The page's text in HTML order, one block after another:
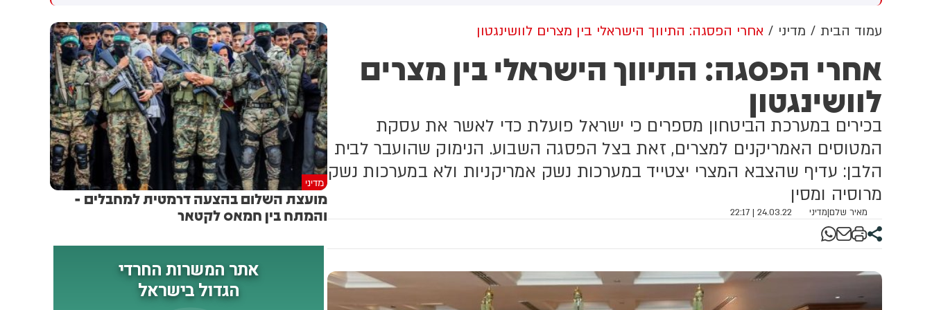
רפואי בזירה
עולה מניתוח חדש של
פוסטים זהים ב-X שותפו
בצרפתית, אנגלית וספרדית,
בטענה שיהודים הם שהציתו
במכוון את השריפות בצרפת,
ספרד ונורבגיה בטרה להרוויח
פוליטית או כלכלית מהמצב.
הבוקר בשכונת בקעה בירושלים
בזמן מעבר בהורמוז, שלושה
מהם במהלך השבוע
עמוד הבית מדיני אחרי הפסגה: התיווך הישראלי בין מצרים לוושינגטון
אחרי הפסגה: התיווך הישראלי בין מצרים
לוושינגטון
בכירים במערכת הביטחון מספרים כי ישראל פועלת כדי לאשר את עסקת
המטוסים האמריקנים למצרים, זאת בצל הפסגה השבוע. הנימוק שהועבר לבית
הלבן: עדיף שהצבא המצרי יצטייד במערכות נשק אמריקניות ולא במערכות נשק
מרוסיה ומסין
מאיר שלם|מדיני 24.03.22 | 22:17
מדיני
מועצת השלום בהצעה דרמטית למחבלים -
והמתח בין חמאס לקטאר